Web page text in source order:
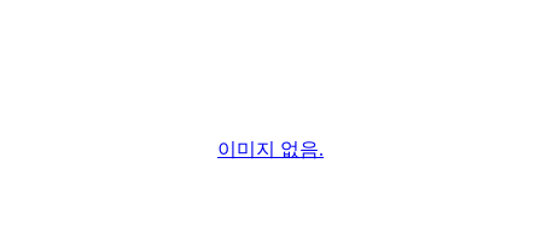
이미지 없음.